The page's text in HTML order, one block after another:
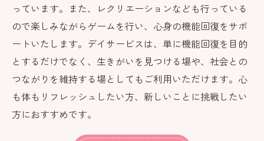
っています。また、レクリエーションなども行っている
ので楽しみながらゲームを行い、心身の機能回復をサポ
ートいたします。デイサービスは、単に機能回復を目的
とするだけでなく、生きがいを見つける場や、社会との
つながりを維持する場としてもご利用いただけます。心
も体もリフレッシュしたい方、新しいことに挑戦したい
方におすすめです。